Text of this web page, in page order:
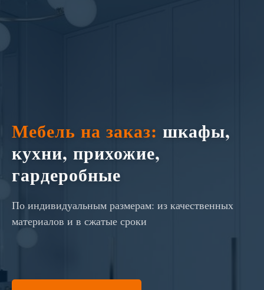
Мебель на заказ: шкафы,
кухни, прихожие,
гардеробные
По индивидуальным размерам: из качественных
материалов и в сжатые сроки